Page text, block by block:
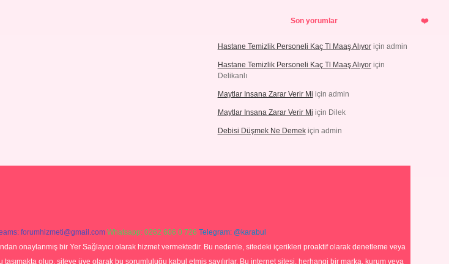
Son yorumlar
Hastane Temizlik Personeli Kaç Tl Maaş Alıyoriçin admin
Hastane Temizlik Personeli Kaç Tl Maaş Alıyoriçin
Delikanlı
Maytlar Insana Zarar Verir Mi için admin
Maytlar Insana Zarar Verir Mi için Dilek
Debisi Düşmek Ne Demekiçin admin
forumhizmeti@gmail.com Whatsapp: 0262 606 0 726 Telegram: @karabul
onaylanmış bir Yer Sağlayıcı olarak hizmet vermektedir. Bu nedenle, sitedeki içerikleri proaktif olarak denetleme veya
olup, siteye üye olarak bu sorumluluğu kabul etmiş sayılırlar. Bu internet sitesi, herhangi bir marka, kurum veya